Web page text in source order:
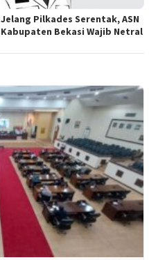
Jelang Pilkades Serentak, ASN
Kabupaten Bekasi Wajib Netral